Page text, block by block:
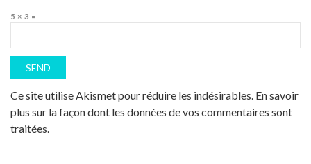
5 × 3 =
Ce site utilise Akismet pour réduire les indésirables. En savoir
plus sur la façon dont les données de vos commentaires sont
traitées